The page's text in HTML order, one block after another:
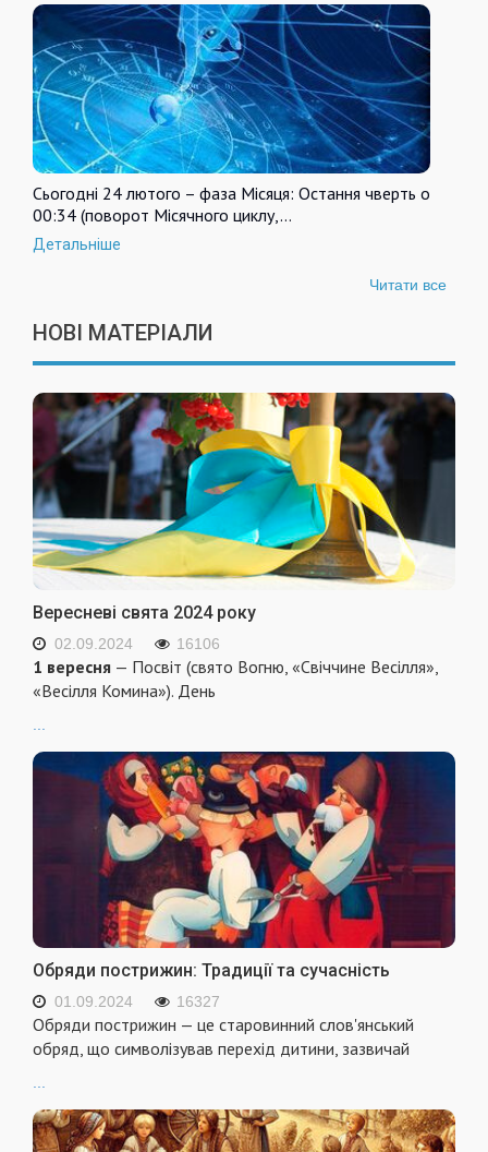
Сьогодні 24 лютого – фаза Місяця: Остання чверть о
00:34 (поворот Місячного циклу,…
Детальніше
Читати все
НОВІ МАТЕРІАЛИ
Вересневі свята 2024 року
02.09.2024 16106
1 вересня — Посвіт (свято Вогню, «Свіччине Весілля»,
«Весілля Комина»). День
Обряди пострижин: Традиції та сучасність
01.09.2024 16327
Обряди пострижин — це старовинний слов'янський
обряд, що символізував перехід дитини, зазвичай